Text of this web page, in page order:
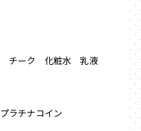
チーク 化粧水
乳液
プラチナコイン